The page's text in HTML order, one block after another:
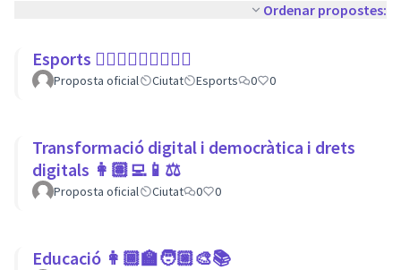
Ordenar propostes:
Esports 🏃🏾‍♀⛹🏼‍♀🏄🏼‍♂
Proposta oficial Ciutat Esports 0 0
Transformació digital i democràtica i drets
digitals 👩🏽‍💻📱⚖
Proposta oficial Ciutat 0 0
Educació 👩🏾‍🏫🧑🏼‍🎨📚